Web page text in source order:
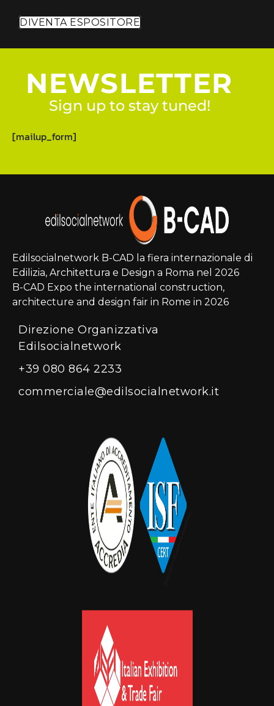
DIVENTA ESPOSITORE
NEWSLETTER
Sign up to stay tuned!
[mailup_form]
Edilsocialnetwork B-CAD la fiera internazionale di
Edilizia, Architettura e Design a Roma nel 2026
B-CAD Expo the international construction,
architecture and design fair in Rome in 2026
Direzione Organizzativa
Edilsocialnetwork
+39 080 864 2233
commerciale@edilsocialnetwork.it